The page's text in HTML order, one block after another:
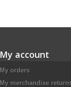
My account
My orders
My merchandise